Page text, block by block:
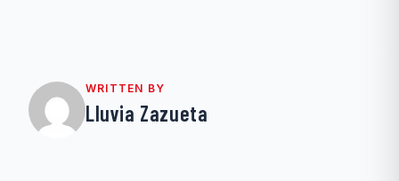
WRITTEN BY
Lluvia Zazueta